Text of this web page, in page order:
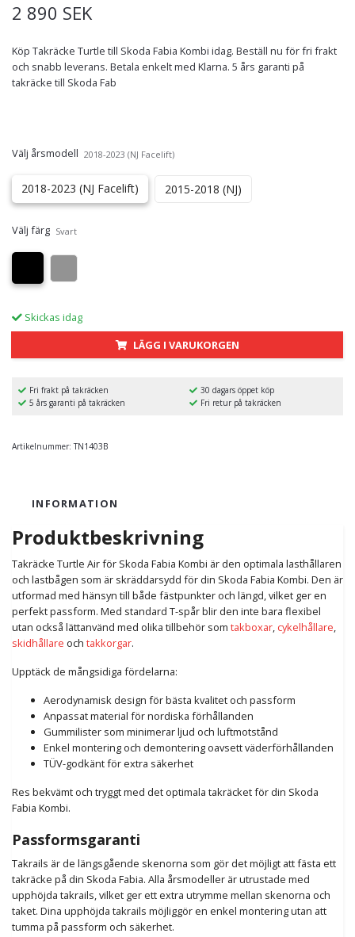
2 890 SEK
Köp Takräcke Turtle till Skoda Fabia Kombi idag. Beställ nu för fri frakt
och snabb leverans. Betala enkelt med Klarna. 5 års garanti på
takräcke till Skoda Fab
Välj årsmodell 2018-2023 (NJ Facelift)
2018-2023 (NJ Facelift) 2015-2018 (NJ)
Välj färg Svart
Skickas idag
LÄGG I VARUKORGEN
Fri frakt på takräcken
30 dagars öppet köp
5 års garanti på takräcken
Fri retur på takräcken
Artikelnummer: TN1403B
INFORMATION
Produktbeskrivning
Takräcke Turtle Air för Skoda Fabia Kombi är den optimala lasthållaren
och lastbågen som är skräddarsydd för din Skoda Fabia Kombi. Den är
utformad med hänsyn till både fästpunkter och längd, vilket ger en
perfekt passform. Med standard T-spår blir den inte bara flexibel
utan också lättanvänd med olika tillbehör som takboxar, cykelhållare,
skidhållare och takkorgar.
Upptäck de mångsidiga fördelarna:
Aerodynamisk design för bästa kvalitet och passform
Anpassat material för nordiska förhållanden
Gummilister som minimerar ljud och luftmotstånd
Enkel montering och demontering oavsett väderförhållanden
TÜV-godkänt för extra säkerhet
Res bekvämt och tryggt med det optimala takräcket för din Skoda
Fabia Kombi.
Passformsgaranti
Takrails är de längsgående skenorna som gör det möjligt att fästa ett
takräcke på din Skoda Fabia. Alla årsmodeller är utrustade med
upphöjda takrails, vilket ger ett extra utrymme mellan skenorna och
taket. Dina upphöjda takrails möjliggör en enkel montering utan att
tumma på passform och säkerhet.